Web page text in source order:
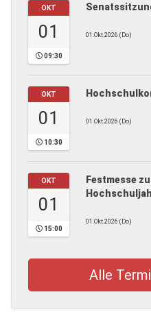
OKT
01
09:30
01.Okt.2026 (Do)
OKT
01
10:30
01.Okt.2026 (Do)
OKT
01
15:00
Festmesse
01.Okt.2026 (Do)
Alle